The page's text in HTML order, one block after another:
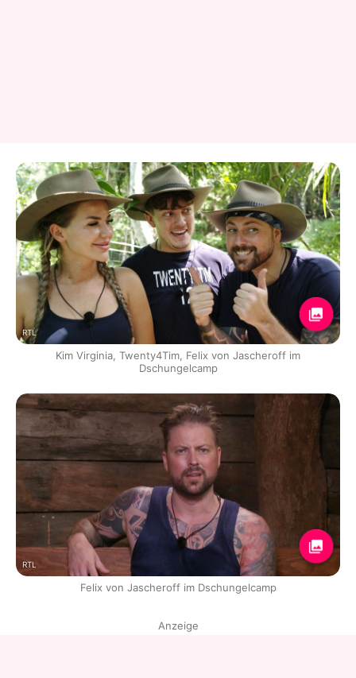
RTL
Kim Virginia, Twenty4Tim, Felix von Jascheroff im
Dschungelcamp
RTL
Felix von Jascheroff im Dschungelcamp
Anzeige